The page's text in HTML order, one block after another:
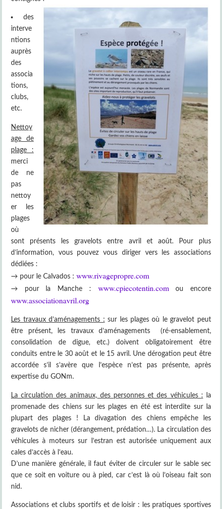
des
interve
ntions
auprès
des
associa
tions,
clubs,
etc.
Nettoy
age de
plage :
merci
de ne
pas
nettoy
er les
plages
où
sont présents les gravelots entre avril et août. Pour plus
d’information, vous pouvez vous diriger vers les associations
dédiées :
→ pour le Calvados :www.rivagepropre.com
→ pour la Manche : www.cpiecotentin.comou encore
www.associationavril.org
Les travaux d’aménagements : sur les plages où le gravelot peut
être présent, les travaux d’aménagements (ré-ensablement,
consolidation de digue, etc.) doivent obligatoirement être
conduits entre le 30 août et le 15 avril. Une dérogation peut être
accordée s’il s’avère que l’espèce n’est pas présente, après
expertise du GONm.
La circulation des animaux, des personnes et des véhicules : la
promenade des chiens sur les plages en été est interdite sur la
plupart des plages ! La divagation des chiens empêche les
gravelots de nicher (dérangement, prédation…). La circulation des
véhicules à moteurs sur l’estran est autorisée uniquement aux
cales d’accès à l’eau.
D’une manière générale, il faut éviter de circuler sur le sable sec
que ce soit en voiture ou à pied, car c’est là où l’oiseau fait son
nid.
Associations et clubs sportifs et de loisir : les pratiques sportives